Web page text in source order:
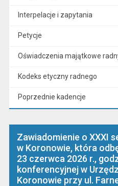
Interpelacje i zapytania
Petycje
Oświadczenia majątkowe
Kodeks etyczny radnego
Poprzednie kadencje
Zawiadomienie o XXXI
w Koronowie, która
23 czerwca 2026 r.,
konferencyjnej w
Koronowie przy ul.